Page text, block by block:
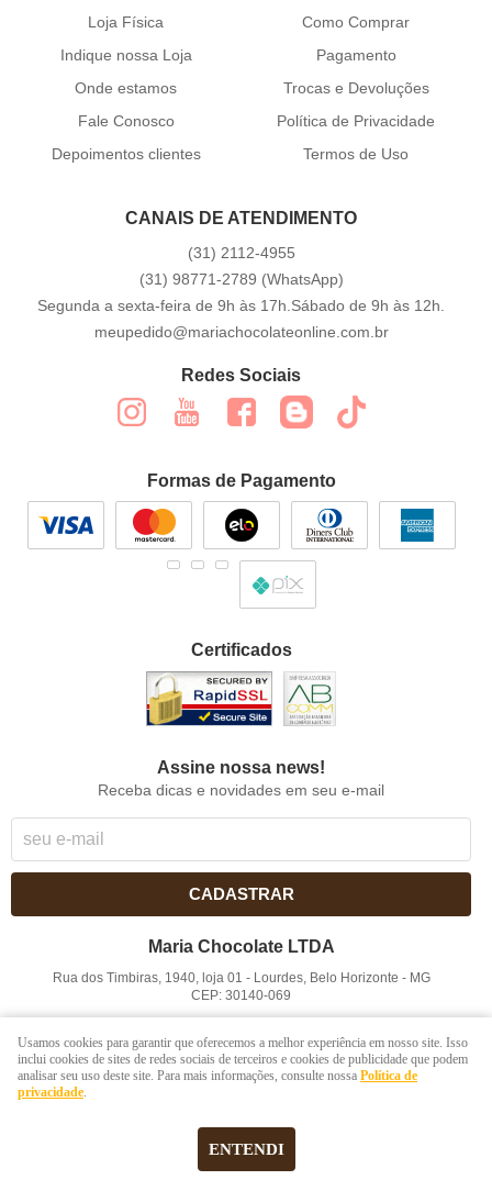
Loja Física
Indique nossa Loja
Onde estamos
Fale Conosco
Depoimentos clientes
Como Comprar
Pagamento
Trocas e Devoluções
Política de Privacidade
Termos de Uso
CANAIS DE ATENDIMENTO
(31) 2112-4955
(31) 98771-2789 (WhatsApp)
Segunda a sexta-feira de 9h às 17h.Sábado de 9h às 12h.
meupedido@mariachocolateonline.com.br
Redes Sociais
Formas de Pagamento
Certificados
Assine nossa news!
Receba dicas e novidades em seu e-mail
CADASTRAR
Maria Chocolate LTDA
Rua dos Timbiras, 1940, loja 01 - Lourdes, Belo Horizonte - MG
CEP: 30140-069
LOJA VIRTUAL CRIADA POR
Usamos cookies para garantir que oferecemos a melhor experiência em nosso site. Isso
inclui cookies de sites de redes sociais de terceiros e cookies de publicidade que podem
analisar seu uso deste site. Para mais informações, consulte nossa Política de
privacidade.
ENTENDI